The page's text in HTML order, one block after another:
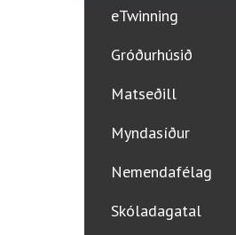
eTwinning
Gróðurhúsið
Matseðill
Myndasíður
Nemendafélag
Skóladagatal